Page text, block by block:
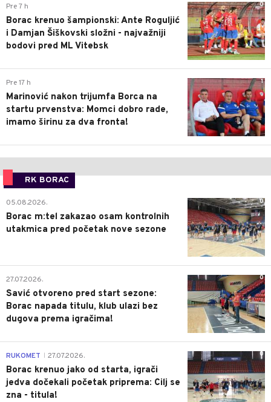
0
Pre 7 h
Borac krenuo šampionski: Ante Roguljić
i Damjan Šiškovski složni - najvažniji
bodovi pred ML Vitebsk
1
Pre 17 h
Marinović nakon trijumfa Borca na
startu prvenstva: Momci dobro rade,
imamo širinu za dva fronta!
RK BORAC
0
05.08.2026.
Borac m:tel zakazao osam kontrolnih
utakmica pred početak nove sezone
0
27.07.2026.
Savić otvoreno pred start sezone:
Borac napada titulu, klub ulazi bez
dugova prema igračima!
0
RUKOMET 27.07.2026.
Borac krenuo jako od starta, igrači
jedva dočekali početak priprema: Cilj se
zna - titula!